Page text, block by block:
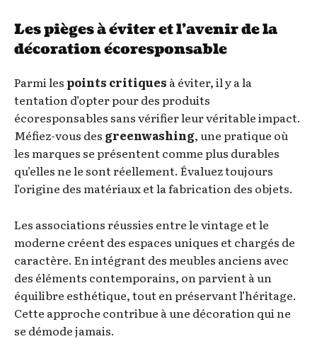
Les pièges à éviter et l’avenir de la
décoration écoresponsable
Parmi les points critiques à éviter, il y a la
tentation d’opter pour des produits
écoresponsables sans vérifier leur véritable impact.
Méfiez-vous des greenwashing, une pratique où
les marques se présentent comme plus durables
qu’elles ne le sont réellement. Évaluez toujours
l’origine des matériaux et la fabrication des objets.
Les associations réussies entre le vintage et le
moderne créent des espaces uniques et chargés de
caractère. En intégrant des meubles anciens avec
des éléments contemporains, on parvient à un
équilibre esthétique, tout en préservant l’héritage.
Cette approche contribue à une décoration qui ne
se démode jamais.